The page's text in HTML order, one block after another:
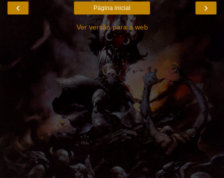
‹ ›
Página inicial
Ver versão para a web